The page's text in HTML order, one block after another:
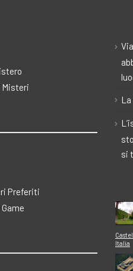
Misteri
Preferiti
si
Italia